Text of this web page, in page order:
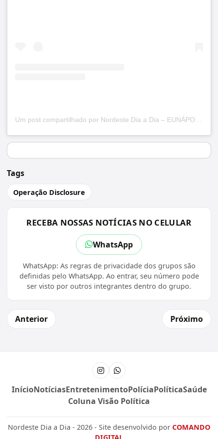
Tags
Operação Disclosure
RECEBA NOSSAS NOTÍCIAS NO CELULAR
WhatsApp
WhatsApp: As regras de privacidade dos grupos são
definidas pelo WhatsApp. Ao entrar, seu número pode
ser visto por outros integrantes dentro do grupo.
Anterior Próximo
InstagramCanal do WhatsApp
InícioNotíciasEntretenimentoPolíciaPolíticaSaúde
Coluna Visão Política
Nordeste Dia a Dia - 2026 - Site desenvolvido por COMANDO